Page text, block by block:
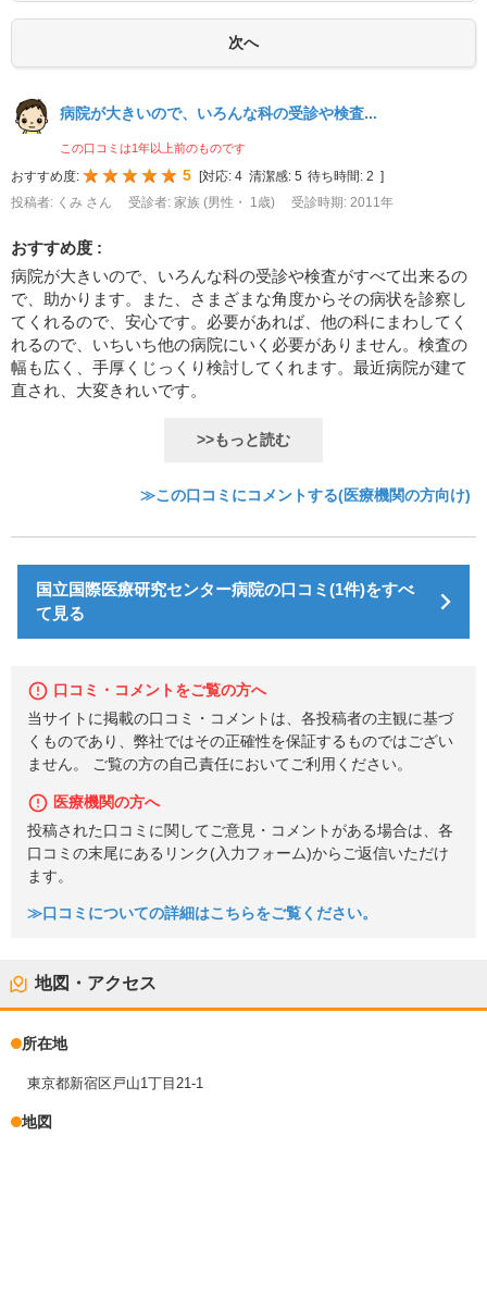
病院が大きいので、いろんな科の受診や検査...
この口コミは1年以上前のものです
おすすめ度: 5 対応: 4 清潔感: 5 待ち時間: 2
投稿者: くみ さん
受診者: 家族 (男性・ 1歳) 受診時期: 2011年
おすすめ度 :
病院が大きいので、いろんな科の受診や検査がすべて出来るの
で、助かります。また、さまざまな角度からその病状を診察し
てくれるので、安心です。必要があれば、他の科にまわしてく
れるので、いちいち他の病院にいく必要がありません。検査の
幅も広く、手厚くじっくり検討してくれます。最近病院が建て
直され、大変きれいです。
>>もっと読む
≫この口コミにコメントする(医療機関の方向け)
国立国際医療研究センター病院の口コミ(1件)をすべ
て見る
口コミ・コメントをご覧の方へ
当サイトに掲載の口コミ・コメントは、各投稿者の主観に基づ
くものであり、弊社ではその正確性を保証するものではござい
ません。 ご覧の方の自己責任においてご利用ください。
医療機関の方へ
投稿された口コミに関してご意見・コメントがある場合は、各
口コミの末尾にあるリンク(入力フォーム)からご返信いただけ
ます。
≫口コミについての詳細はこちらをご覧ください。
地図・アクセス
所在地
東京都新宿区戸山1丁目21-1
地図